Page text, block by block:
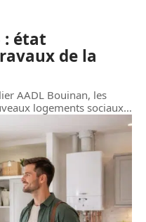
: état
de la
AADL Bouinan, les
logements sociaux…